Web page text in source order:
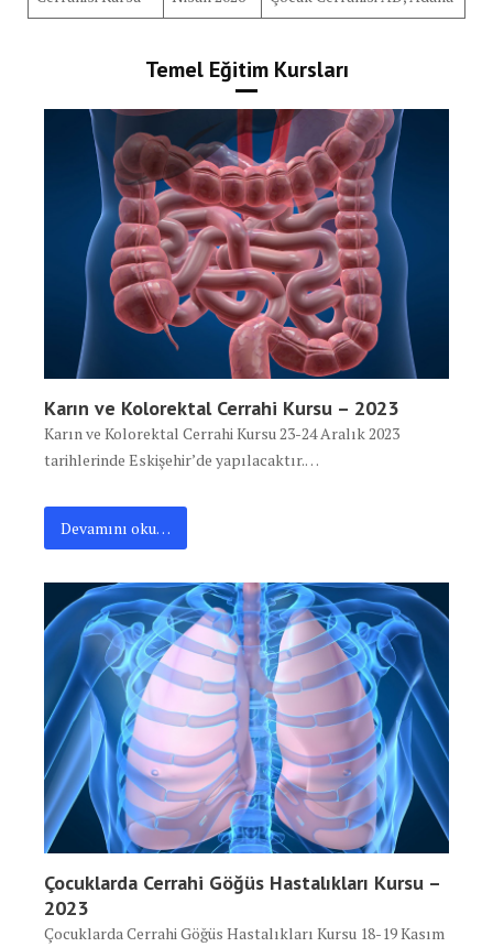
Temel Eğitim Kursları
Karın ve Kolorektal Cerrahi Kursu – 2023
Karın ve Kolorektal Cerrahi Kursu 23-24 Aralık 2023
tarihlerinde Eskişehir’de yapılacaktır.…
Devamını oku…
Çocuklarda Cerrahi Göğüs Hastalıkları Kursu –
2023
Çocuklarda Cerrahi Göğüs Hastalıkları Kursu 18-19 Kasım